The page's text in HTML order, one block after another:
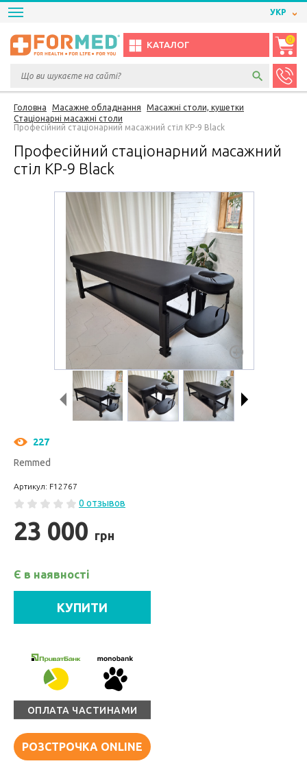
УКР
КАТАЛОГ
0
Головна Масажне обладнання
Масажні столи, кушетки
Стаціонарні масажні столи
Професійний стаціонарний масажний стіл KP-9 Black
Професійний стаціонарний масажний
стіл KP-9 Black
227
Remmed
Артикул: F12767
0 отзывов
23 000 грн
Є в наявності
КУПИТИ
ОПЛАТА ЧАСТИНАМИ
РОЗСТРОЧКА ONLINE